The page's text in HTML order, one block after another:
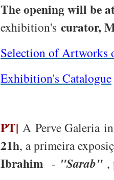
The opening will be
exhibition's curator,
Selection of Artworks
Exhibition's Catalogue
PT| A Perve Galeria
21h, a primeira
Ibrahim - "Sarab" ,